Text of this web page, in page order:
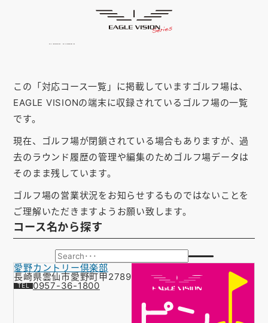
ゴルフナビ
対応コース
EVステーション
取扱い店舗SHOP
サポート
お知らせ
「長崎県」の対応コース
この「対応コース一覧」に掲載していますゴルフ場は、
EAGLE VISIONの端末に収録されているゴルフ場の一覧
です。
現在、ゴルフ場が閉鎖されている場合もありますが、過
去のラウンド履歴の管理や編集のためゴルフ場データは
そのまま残しています。
ゴルフ場の営業状況をお知らせするものではないことを
ご理解いただきますようお願い致します。
コース名から探す
愛野カントリー倶楽部
長崎県雲仙市愛野町甲2789
0957-36-1800